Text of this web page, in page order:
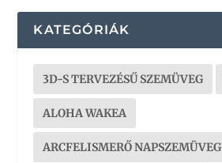
KATEGÓRIÁK
3D-S TERVEZÉSŰ SZEMÜVEG
ALOHA WAKEA
ARCFELISMERŐ NAPSZEMÜVEG